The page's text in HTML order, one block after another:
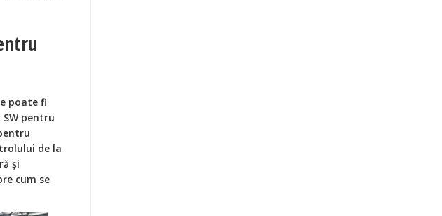
poate fi
pentru
de la
și
cum se